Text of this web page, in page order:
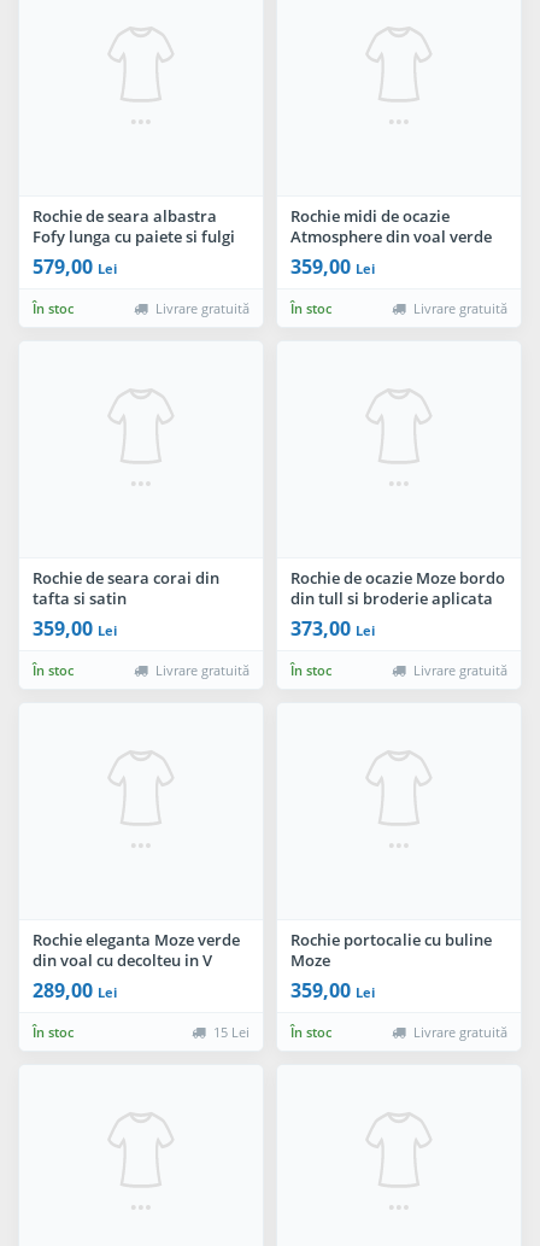
Rochie de seara albastra
Fofy lunga cu paiete si fulgi
579,00 Lei
În stoc Livrare gratuită
Rochie midi de ocazie
Atmosphere din voal verde
cu dantela in zona bustului
359,00 Lei
În stoc Livrare gratuită
Rochie de seara corai din
tafta si satin
359,00 Lei
În stoc Livrare gratuită
Rochie de ocazie Moze bordo
din tull si broderie aplicata
manual
373,00 Lei
În stoc Livrare gratuită
Rochie eleganta Moze verde
din voal cu decolteu in V
289,00 Lei
În stoc 15 Lei
Rochie portocalie cu buline
Moze
359,00 Lei
În stoc Livrare gratuită